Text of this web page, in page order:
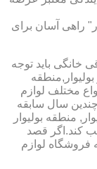
راهی آسان برای
خانگی باید توجه
مختلف لوازم
سال سابقه
منطقه بولیوار
کند.اگر قصد
فروشگاه لوازم